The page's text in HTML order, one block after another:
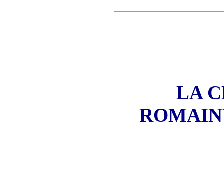
LA